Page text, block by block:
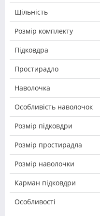
Щільність
Розмір комплекту
Підковдра
Простирадло
Наволочка
Особливість наволочок
Розмір підковдри
Розмір простирадла
Розмір наволочки
Карман підковдри
Особливості